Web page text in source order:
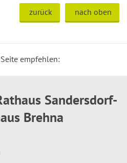
zurück nach oben
Seite empfehlen:
Sandersdorf-
Brehna